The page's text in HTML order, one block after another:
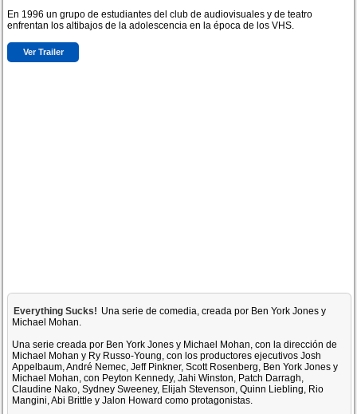
En 1996 un grupo de estudiantes del club de audiovisuales y de teatro
enfrentan los altibajos de la adolescencia en la época de los VHS.
Ver Trailer
Everything Sucks! Una serie de comedia, creada por Ben York Jones y
Michael Mohan.
Una serie creada por Ben York Jones y Michael Mohan, con la dirección de
Michael Mohan y Ry Russo-Young, con los productores ejecutivos Josh
Appelbaum, André Nemec, Jeff Pinkner, Scott Rosenberg, Ben York Jones y
Michael Mohan, con Peyton Kennedy, Jahi Winston, Patch Darragh,
Claudine Nako, Sydney Sweeney, Elijah Stevenson, Quinn Liebling, Rio
Mangini, Abi Brittle y Jalon Howard como protagonistas.